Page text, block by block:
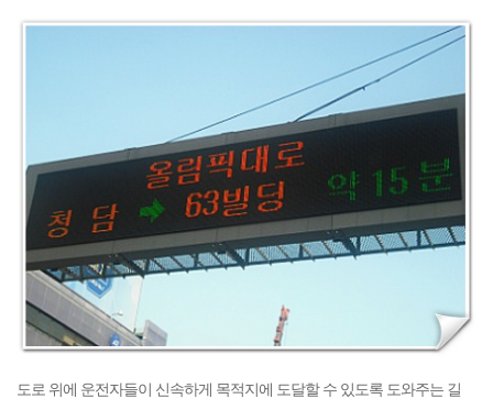
포
털 R
복
사
유
하
기
크
게
하
작
경
도로 위에 운전자들이 신속하게 목적지에 도달할 수 있도록 도와주는 길